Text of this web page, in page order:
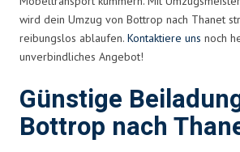
wird dein Umzug von Bottrop nach Thanet
reibungslos ablaufen. Kontaktiere uns noch
unverbindliches Angebot!
Günstige
Bottrop nach